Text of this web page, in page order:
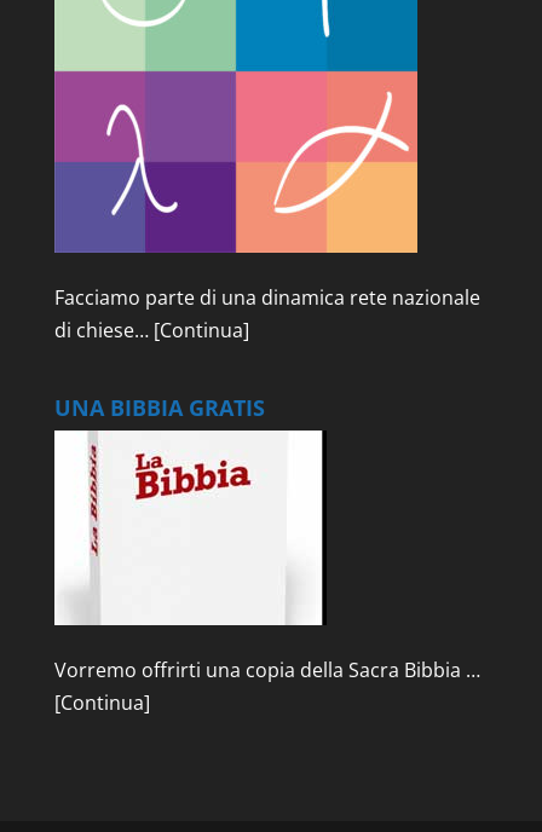
Facciamo parte di una dinamica rete nazionale
di chiese… [Continua]
UNA BIBBIA GRATIS
Vorremo offrirti una copia della Sacra Bibbia …
[Continua]